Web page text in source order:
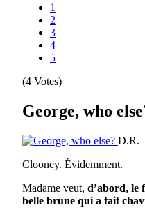
1
2
3
4
5
(4 Votes)
George, who
D.R.
Clooney. Évidemment.
Madame veut, d’abord, le
belle brune qui a fait